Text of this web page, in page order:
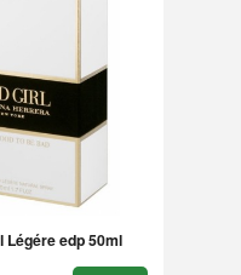
Légére edp 50ml